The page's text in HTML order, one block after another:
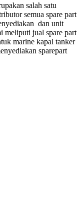
salah satu
semua spare part
dan unit
meliputi jual spare part
marine kapal tanker
sparepart